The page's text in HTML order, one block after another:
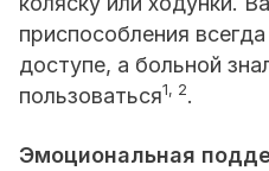
приспособления
доступе, а больной
пользоваться1, 2.
Эмоциональная